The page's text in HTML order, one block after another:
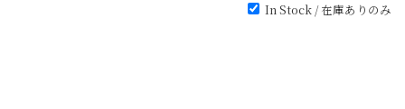
In Stock / 在庫ありのみ